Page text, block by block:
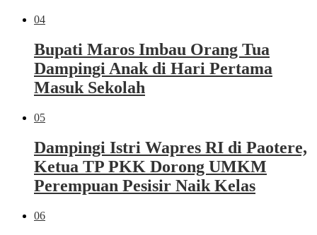
04
Bupati Maros Imbau Orang Tua
Dampingi Anak di Hari Pertama
Masuk Sekolah
05
Dampingi Istri Wapres RI di Paotere,
Ketua TP PKK Dorong UMKM
Perempuan Pesisir Naik Kelas
06